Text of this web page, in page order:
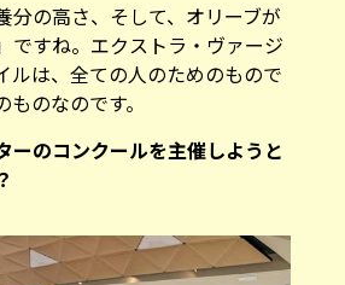
分の高さ、そして、オリーブが
ですね。エクストラ・ヴァージ
ルは、全ての人のためのもので
のなのです。
ターのコンクールを主催しようと